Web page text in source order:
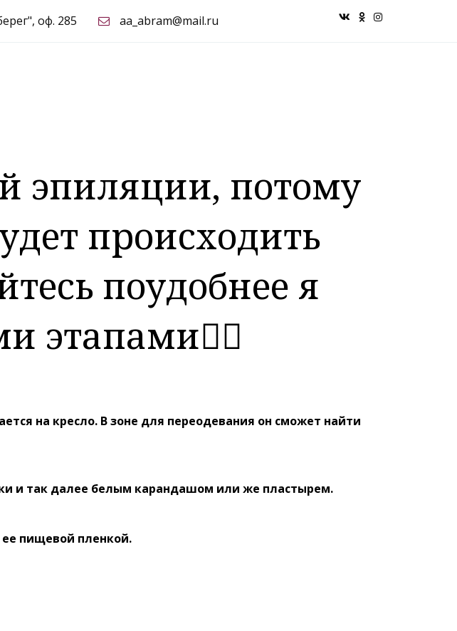
, оф. 285 aa_abram@mail.ru
эпиляции, потому
происходить
поудобнее я
этапами👇🏼
на кресло. В зоне для переодевания он сможет найти
и так далее белым карандашом или же пластырем.
пищевой пленкой.